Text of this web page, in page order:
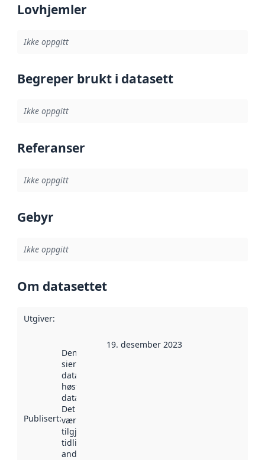
Lovhjemler
Ikke oppgitt
Begreper brukt i datasett
Ikke oppgitt
Referanser
Ikke oppgitt
Gebyr
Ikke oppgitt
Om datasettet
Utgiver:
Publisert:
Denne datoen
sier når
datasettet ble
høstet av
data.norge.no.
Det kan ha
vært
tilgjengelig
tidligere
andre steder.
19. desember 2023